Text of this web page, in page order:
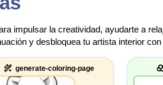
impulsar la creatividad, ayudarte a
y desbloquea tu artista interior
generate-coloring-page